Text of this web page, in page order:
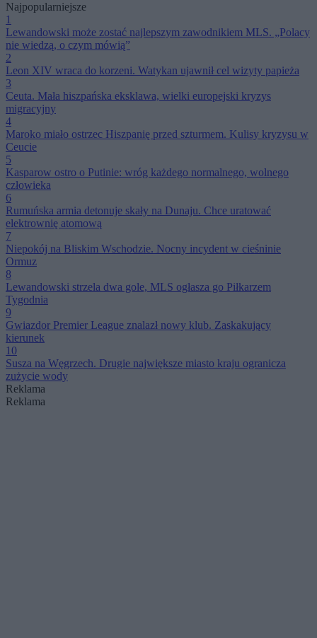
Najpopularniejsze
1
Lewandowski może zostać najlepszym zawodnikiem MLS. „Polacy
nie wiedzą, o czym mówią”
2
Leon XIV wraca do korzeni. Watykan ujawnił cel wizyty papieża
3
Ceuta. Mała hiszpańska eksklawa, wielki europejski kryzys
migracyjny
4
Maroko miało ostrzec Hiszpanię przed szturmem. Kulisy kryzysu w
Ceucie
5
Kasparow ostro o Putinie: wróg każdego normalnego, wolnego
człowieka
6
Rumuńska armia detonuje skały na Dunaju. Chce uratować
elektrownię atomową
7
Niepokój na Bliskim Wschodzie. Nocny incydent w cieśninie
Ormuz
8
Lewandowski strzela dwa gole, MLS ogłasza go Piłkarzem
Tygodnia
9
Gwiazdor Premier League znalazł nowy klub. Zaskakujący
kierunek
10
Susza na Węgrzech. Drugie największe miasto kraju ogranicza
zużycie wody
Reklama
Reklama